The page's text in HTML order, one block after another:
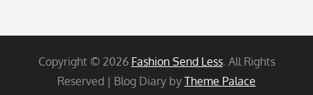
Copyright © 2026 Fashion Send Less. All Rights
Reserved | Blog Diary by Theme Palace